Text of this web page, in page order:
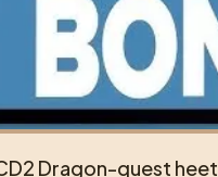
Dragon-quest heet